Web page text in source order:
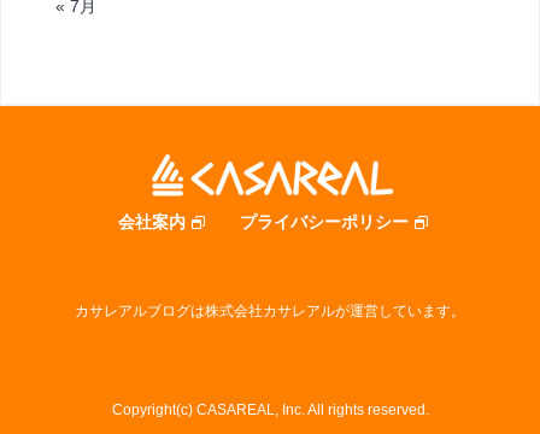
« 7月
会社案内 プライバシーポリシー
カサレアルブログは株式会社カサレアルが運営しています。
Copyright(c) CASAREAL, Inc. All rights reserved.